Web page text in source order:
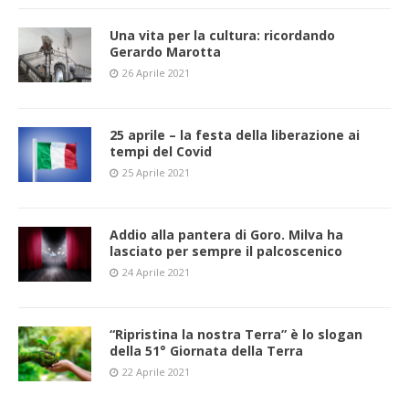
Una vita per la cultura: ricordando
Gerardo Marotta
26 Aprile 2021
25 aprile – la festa della liberazione ai
tempi del Covid
25 Aprile 2021
Addio alla pantera di Goro. Milva ha
lasciato per sempre il palcoscenico
24 Aprile 2021
“Ripristina la nostra Terra” è lo slogan
della 51° Giornata della Terra
22 Aprile 2021